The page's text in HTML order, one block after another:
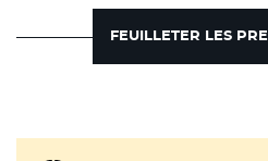
FEUILLETER LES